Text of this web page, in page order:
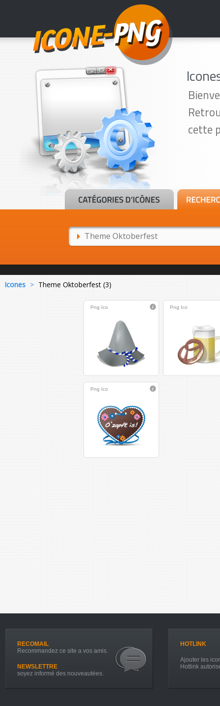
cette
Icones > Theme Oktoberfest (3)
Png Ico Png Ico
Png Ico
RECOMAIL
Recommandez ce site a vos amis.
NEWSLETTRE
soyez informé des nouveautées.
HOTLINK
Ajouter les
Hotlink